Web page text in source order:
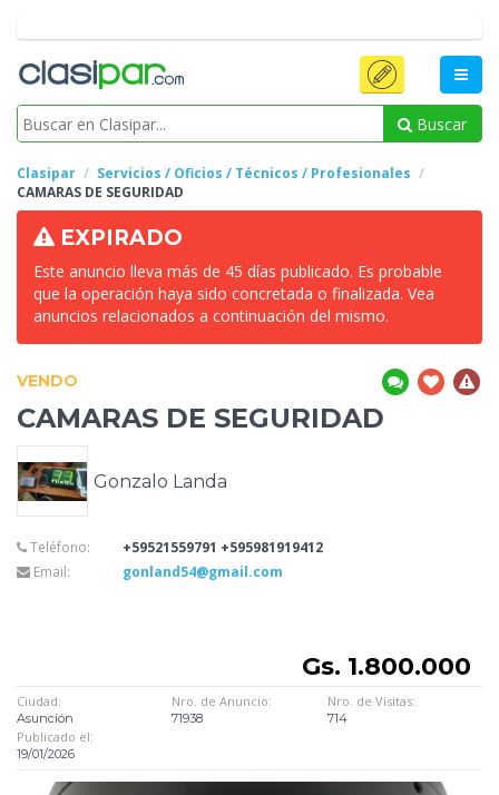
Buscar
Clasipar
Servicios / Oficios / Técnicos / Profesionales
CAMARAS DE SEGURIDAD
EXPIRADO
Este anuncio lleva más de 45 días publicado. Es probable
que la operación haya sido concretada o finalizada. Vea
anuncios relacionados a continuación del mismo.
VENDO
CAMARAS DE SEGURIDAD
Gonzalo Landa
Teléfono:
+59521559791 +595981919412
Email:
gonland54@gmail.com
Gs. 1.800.000
Ciudad:
Asunción
Nro. de Anuncio:
71938
Nro. de Visitas:
714
Publicado el:
19/01/2026